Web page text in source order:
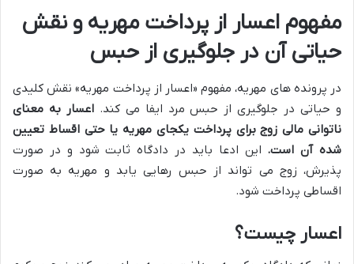
مفهوم اعسار از پرداخت مهریه و نقش
حیاتی آن در جلوگیری از حبس
در پرونده های مهریه، مفهوم «اعسار از پرداخت مهریه» نقش کلیدی
و حیاتی در جلوگیری از حبس مرد ایفا می کند.اعسار به معنای
ناتوانی مالی زوج برای پرداخت یکجای مهریه یا حتی اقساط تعیین
شده آن است. این ادعا باید در دادگاه ثابت شود و در صورت
پذیرش، زوج می تواند از حبس رهایی یابد و مهریه به صورت
اقساطی پرداخت شود.
اعسار چیست؟